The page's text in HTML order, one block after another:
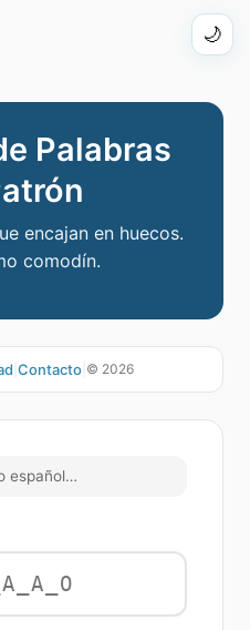
🌙
Palabras
encajan en huecos.
comodín.
Contacto| © 2026
español…